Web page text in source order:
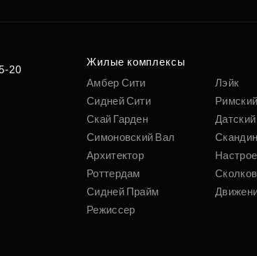
20
Жилые комплексы
Амбер Сити
Сидней Сити
Скай Гарден
Симоновский Вал
Архитектор
Роттердам
Сидней Прайм
Режиссер
Лэйк
Римский